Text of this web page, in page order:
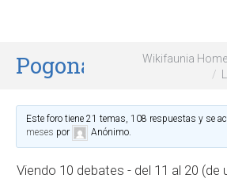
Pogonas Wikifaunia Home
Este foro tiene 21 temas, 108 respuestas y se
meses por Anónimo.
Viendo 10 debates - del 11 al 20 (de